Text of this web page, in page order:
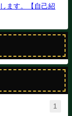
ます。【自己紹
1